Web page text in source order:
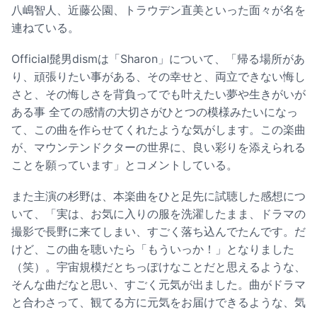
八嶋智人、近藤公園、トラウデン直美といった面々が名を
連ねている。
Official髭男dismは「Sharon」について、「帰る場所があ
り、頑張りたい事がある、その幸せと、両立できない悔し
さと、その悔しさを背負ってでも叶えたい夢や生きがいが
ある事 全ての感情の大切さがひとつの模様みたいになっ
て、この曲を作らせてくれたような気がします。この楽曲
が、マウンテンドクターの世界に、良い彩りを添えられる
ことを願っています」とコメントしている。
また主演の杉野は、本楽曲をひと足先に試聴した感想につ
いて、「実は、お気に入りの服を洗濯したまま、ドラマの
撮影で長野に来てしまい、すごく落ち込んでたんです。だ
けど、この曲を聴いたら「もういっか！」となりました
（笑）。宇宙規模だとちっぽけなことだと思えるような、
そんな曲だなと思い、すごく元気が出ました。曲がドラマ
と合わさって、観てる方に元気をお届けできるような、気